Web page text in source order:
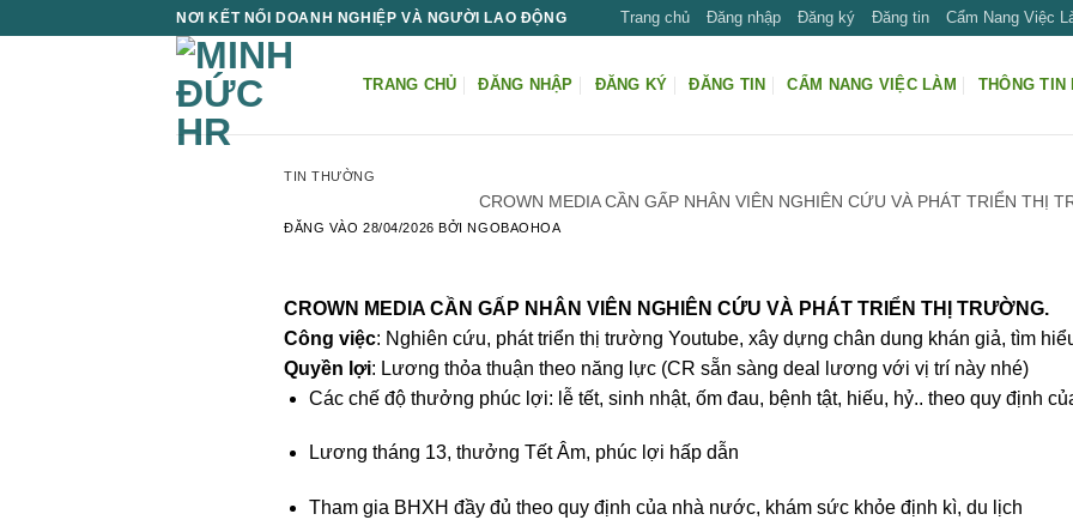
NƠI KẾT NỐI DOANH NGHIỆP VÀ NGƯỜI LAO ĐỘNG Trang chủ Đăng nhập Đăng ký Đăng tin Cẩm Nang Việc
TRANG CHỦ ĐĂNG NHẬP ĐĂNG KÝ ĐĂNG TIN CẨM NANG VIỆC LÀM THÔNG TIN
TIN THƯỜNG
CROWN MEDIA CẦN GẤP NHÂN VIÊN NGHIÊN CỨU VÀ PHÁT TRIỂN THỊ
ĐĂNG VÀO28/04/2026 BỞINGOBAOHOA
CROWN MEDIA CẦN GẤP NHÂN VIÊN NGHIÊN CỨU VÀ PHÁT TRIỂN THỊ TRƯỜNG.
Công việc: Nghiên cứu, phát triển thị trường Youtube, xây dựng chân dung khán giả, tìm
Quyền lợi: Lương thỏa thuận theo năng lực (CR sẵn sàng deal lương với vị trí này nhé)
Các chế độ thưởng phúc lợi: lễ tết, sinh nhật, ốm đau, bệnh tật, hiếu, hỷ.. theo quy định
Lương tháng 13, thưởng Tết Âm, phúc lợi hấp dẫn
Tham gia BHXH đầy đủ theo quy định của nhà nước, khám sức khỏe định kì, du lịch